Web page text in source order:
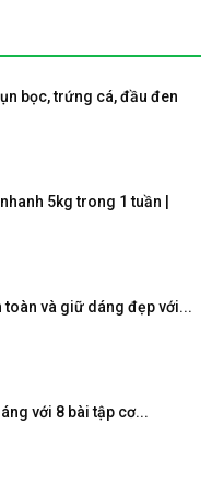
bọc, trứng cá, đầu đen
5kg trong 1 tuần |
toàn và giữ dáng đẹp với...
với 8 bài tập cơ...